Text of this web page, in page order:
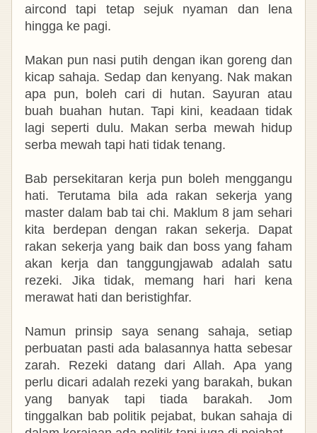
aircond tapi tetap sejuk nyaman dan lena
hingga ke pagi.
Makan pun nasi putih dengan ikan goreng dan
kicap sahaja. Sedap dan kenyang. Nak makan
apa pun, boleh cari di hutan. Sayuran atau
buah buahan hutan. Tapi kini, keadaan tidak
lagi seperti dulu. Makan serba mewah hidup
serba mewah tapi hati tidak tenang.
Bab persekitaran kerja pun boleh menggangu
hati. Terutama bila ada rakan sekerja yang
master dalam bab tai chi. Maklum 8 jam sehari
kita berdepan dengan rakan sekerja. Dapat
rakan sekerja yang baik dan boss yang faham
akan kerja dan tanggungjawab adalah satu
rezeki. Jika tidak, memang hari hari kena
merawat hati dan beristighfar.
Namun prinsip saya senang sahaja, setiap
perbuatan pasti ada balasannya hatta sebesar
zarah. Rezeki datang dari Allah. Apa yang
perlu dicari adalah rezeki yang barakah, bukan
yang banyak tapi tiada barakah. Jom
tinggalkan bab politik pejabat, bukan sahaja di